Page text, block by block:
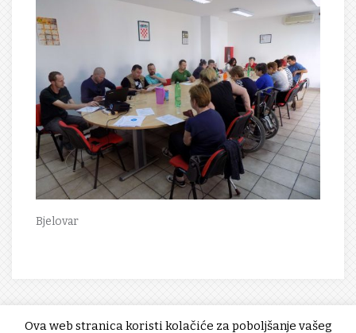
Bjelovar
Ova web stranica koristi kolačiće za poboljšanje vašeg